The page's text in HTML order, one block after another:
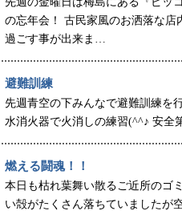
の忘年会！ 古民家風のお洒落な店
過ごす事が出来ま…
避難訓練
先週青空の下みんなで避難訓練を
水消火器で火消しの練習(^^♪ 安全
燃える闘魂！！
本日も枯れ葉舞い散るご近所のゴ
い殻がたくさん落ちていましたが